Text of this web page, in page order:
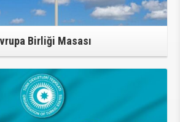
Birliği Masası